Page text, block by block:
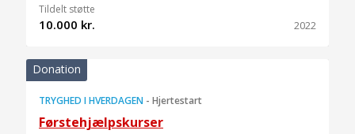
Tildelt støtte
10.000 kr. 2022
Donation
TRYGHED I HVERDAGEN - Hjertestart
Førstehjælpskurser